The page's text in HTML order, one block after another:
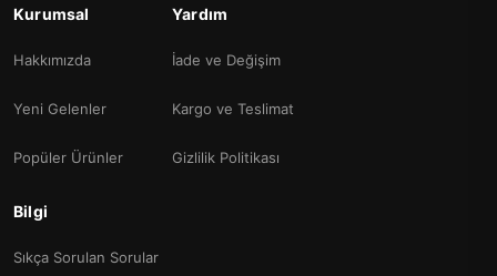
Kurumsal
Hakkımızda
Yeni Gelenler
Popüler Ürünler
Yardım
İade ve Değişim
Kargo ve Teslimat
Gizlilik Politikası
Bilgi
Sıkça Sorulan Sorular